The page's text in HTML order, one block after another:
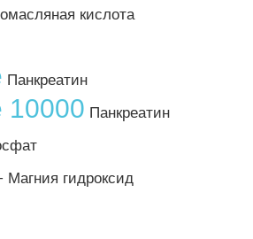
кислота
Панкреатин
10000 Панкреатин
Магния гидроксид